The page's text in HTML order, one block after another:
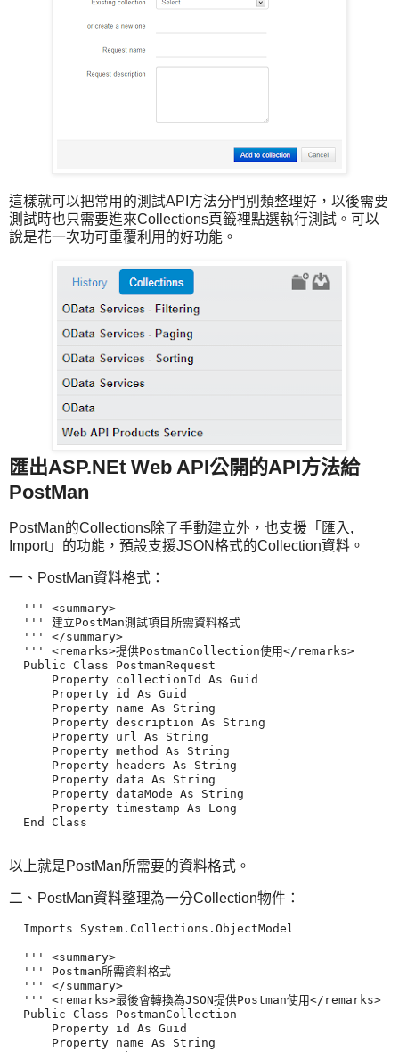
這樣就可以把常用的測試API方法分門別類整理好，以後需要
測試時也只需要進來Collections頁籤裡點選執行測試。可以
說是花一次功可重覆利用的好功能。
匯出ASP.NEt Web API公開的API方法給
PostMan
PostMan的Collections除了手動建立外，也支援「匯入,
Import」的功能，預設支援JSON格式的Collection資料。
一、PostMan資料格式：
  ''' <summary>
  ''' 建立PostMan測試項目所需資料格式
  ''' </summary>
  ''' <remarks>提供PostmanCollection使用</remarks>
  Public Class PostmanRequest
      Property collectionId As Guid
      Property id As Guid
      Property name As String
      Property description As String
      Property url As String
      Property method As String
      Property headers As String
      Property data As String
      Property dataMode As String
      Property timestamp As Long
  End Class
以上就是PostMan所需要的資料格式。
二、PostMan資料整理為一分Collection物件：
  Imports System.Collections.ObjectModel
  ''' <summary>
  ''' Postman所需資料格式
  ''' </summary>
  ''' <remarks>最後會轉換為JSON提供Postman使用</remarks>
  Public Class PostmanCollection
      Property id As Guid
      Property name As String